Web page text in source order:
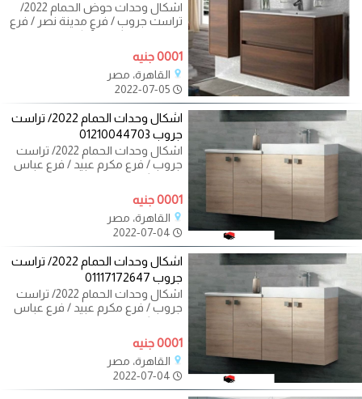
اشكال وحدات حوض الحمام 2022/
تراست جروب / فرع مدينة نصر / فرع
المهندسين / فرع 6 اكتوبر
01117172647 لازم
0001 جنيه
القاهرة، مصر
اشكال وحدات الحمام 2022/ تراست
جروب 01210044703
اشكال وحدات الحمام 2022/ تراست
جروب / فرع مكرم عبيد / فرع عباس
العقاد / فرع المهندسين
01117172647 مش
0001 جنيه
القاهرة، مصر
اشكال وحدات الحمام 2022/ تراست
جروب 01117172647
اشكال وحدات الحمام 2022/ تراست
جروب / فرع مكرم عبيد / فرع عباس
العقاد / فرع المهندسين
01117172647 مش
0001 جنيه
القاهرة، مصر